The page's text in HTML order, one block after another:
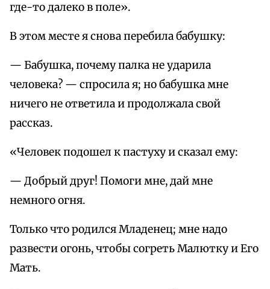
где-то далеко в поле».
В этом месте я снова перебила бабушку:
— Бабушка, почему палка не ударила
человека? — спросила я; но бабушка мне
ничего не ответила и продолжала свой
рассказ.
«Человек подошел к пастуху и сказал ему:
— Добрый друг! Помоги мне, дай мне
немного огня.
Только что родился Младенец; мне надо
развести огонь, чтобы согреть Малютку и Его
Мать.